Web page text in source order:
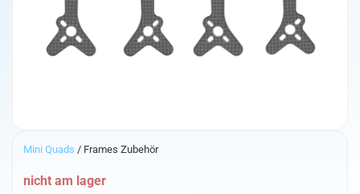
Mini Quads / Frames Zubehör
nicht am lager